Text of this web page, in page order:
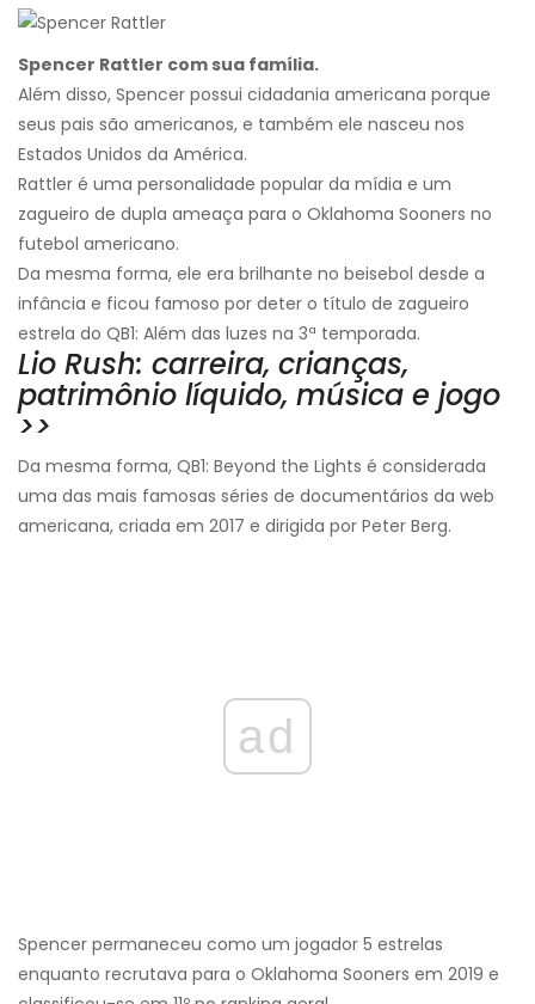
Spencer Rattler com sua família.
Além disso, Spencer possui cidadania americana porque
seus pais são americanos, e também ele nasceu nos
Estados Unidos da América.
Rattler é uma personalidade popular da mídia e um
zagueiro de dupla ameaça para o Oklahoma Sooners no
futebol americano.
Da mesma forma, ele era brilhante no beisebol desde a
infância e ficou famoso por deter o título de zagueiro
estrela do QB1: Além das luzes na 3ª temporada.
Lio Rush: carreira, crianças,
patrimônio líquido, música e jogo
>>
Da mesma forma, QB1: Beyond the Lights é considerada
uma das mais famosas séries de documentários da web
americana, criada em 2017 e dirigida por Peter Berg.
ad
Spencer permaneceu como um jogador 5 estrelas
enquanto recrutava para o Oklahoma Sooners em 2019 e